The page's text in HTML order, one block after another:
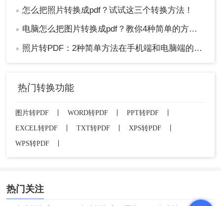
● 怎么把照片转换成pdf？试试这三个转换方法！
● 电脑怎么把图片转换成pdf？教你4种简单的方法！
● 照片转PDF：2种简单方法在手机端和电脑端的操作差异！
热门转换功能
图片转PDF WORD转PDF PPT转PDF
EXCEL转PDF
TXT转PDF XPS转PDF
WPS转PDF
热门关注